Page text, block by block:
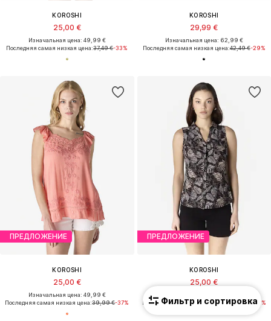
KOROSHI
25,00 €
Изначальная цена: 49,99 €
Последняя самая низкая цена:37,49 €-33%
KOROSHI
29,99 €
Изначальная цена: 62,99 €
Последняя самая низкая цена:42,49 €-29%
ПРЕДЛОЖЕНИЕ
KOROSHI
25,00 €
Изначальная цена: 49,99 €
Последняя самая низкая цена:39,99 €-37%
ПРЕДЛОЖЕНИЕ
KOROSHI
25,00 €
Последняя самая низкая цена:39,99 €-37%
Фильтр и сортировка